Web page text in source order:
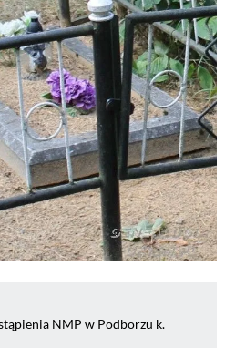
NMP w Podborzu k.